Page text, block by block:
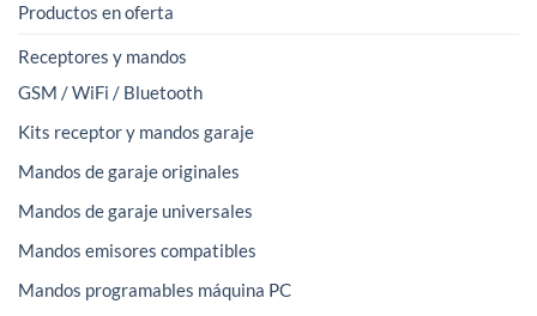
Productos en oferta
Receptores y mandos
GSM / WiFi / Bluetooth
Kits receptor y mandos garaje
Mandos de garaje originales
Mandos de garaje universales
Mandos emisores compatibles
Mandos programables máquina PC